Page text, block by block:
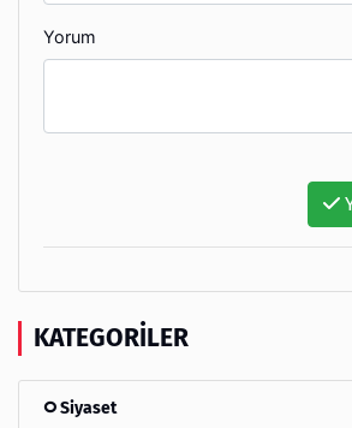
Yorum
KATEGORILER
Siyaset